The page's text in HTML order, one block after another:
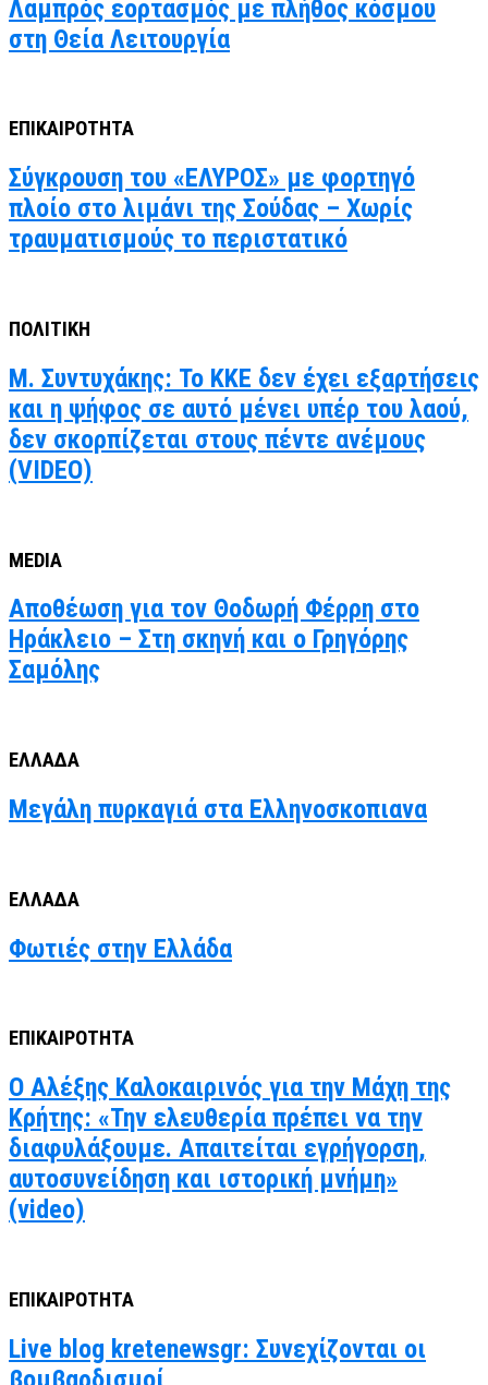
Λαμπρός εορτασμός με πλήθος κόσμου
στη Θεία Λειτουργία
ΕΠΙΚΑΙΡΟΤΗΤΑ
Σύγκρουση του «ΕΛΥΡΟΣ» με φορτηγό
πλοίο στο λιμάνι της Σούδας – Χωρίς
τραυματισμούς το περιστατικό
ΠΟΛΙΤΙΚΗ
Μ. Συντυχάκης: Το ΚΚΕ δεν έχει εξαρτήσεις
και η ψήφος σε αυτό μένει υπέρ του λαού,
δεν σκορπίζεται στους πέντε ανέμους
(VIDEO)
MEDIA
Αποθέωση για τον Θοδωρή Φέρρη στο
Ηράκλειο – Στη σκηνή και ο Γρηγόρης
Σαμόλης
ΕΛΛΑΔΑ
Μεγάλη πυρκαγιά στα Ελληνοσκοπιανα
ΕΛΛΑΔΑ
Φωτιές στην Ελλάδα
ΕΠΙΚΑΙΡΟΤΗΤΑ
Ο Αλέξης Καλοκαιρινός για την Μάχη της
Κρήτης: «Την ελευθερία πρέπει να την
διαφυλάξουμε. Απαιτείται εγρήγορση,
αυτοσυνείδηση και ιστορική μνήμη»
(video)
ΕΠΙΚΑΙΡΟΤΗΤΑ
Live blog kretenewsgr: Συνεχίζονται οι